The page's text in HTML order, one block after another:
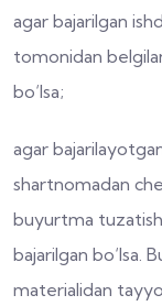
agar bajarilgan
tomonidan
bo‘lsa;
agar
shartnomadan
buyurtma
bajarilgan bo‘lsa.
materialidan